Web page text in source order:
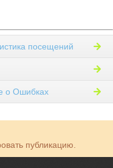
посещений
о Ошибках
публикацию.